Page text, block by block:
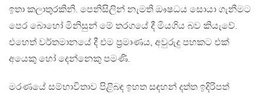
ඉතා කලාතුරකිනි. පෙනිසිලින් නැමති ඖෂධය සොයා ගැනීමට
පෙර බොහෝ මිනිසුන් මේ තරගයේ දී මියගිය බව කියැවේ.
එහෙත් වර්තමානයේ දී එම ප්‍රමාණය, අවුරුදු පහකට එක්
අයෙකු හෝ දෙන්නෙකු පමණි.
මරණයේ සම්භාවිතාව පිළිබඳ ඉහත සඳහන් දත්ත ඉදිරිපත්